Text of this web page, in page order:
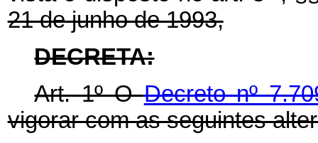
21 de junho de 1993,
DECRETA:
Art. 1º ODecreto nº
vigorar com as seguintes